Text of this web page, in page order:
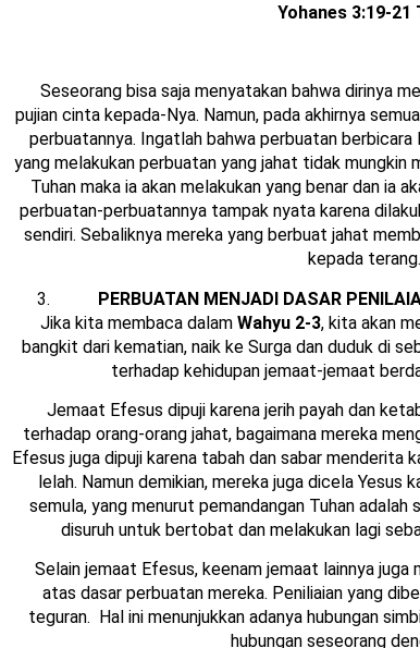
Yohanes 3:19-21
Seseorang bisa saja menyatakan bahwa dirinya
pujian cinta kepada-Nya. Namun, pada akhirnya
perbuatannya. Ingatlah bahwa perbuatan berbicara
yang melakukan perbuatan yang jahat tidak mungkin
Tuhan maka ia akan melakukan yang benar dan ia
perbuatan-perbuatannya tampak nyata karena
sendiri. Sebaliknya mereka yang berbuat jahat
kepada terang.
PERBUATAN MENJADI DASAR
Jika kita membaca dalam Wahyu 2-3, kita akan
bangkit dari kematian, naik ke Surga dan duduk di
terhadap kehidupan jemaat-jemaat
Jemaat Efesus dipuji karena jerih payah dan
terhadap orang-orang jahat, bagaimana mereka
Efesus juga dipuji karena tabah dan sabar menderita
lelah. Namun demikian, mereka juga dicela Yesus
semula, yang menurut pemandangan Tuhan adalah
disuruh untuk bertobat dan melakukan lagi
Selain jemaat Efesus, keenam jemaat lainnya juga
atas dasar perbuatan mereka. Peniliaian yang
teguran. Hal ini menunjukkan adanya hubungan
hubungan seseorang